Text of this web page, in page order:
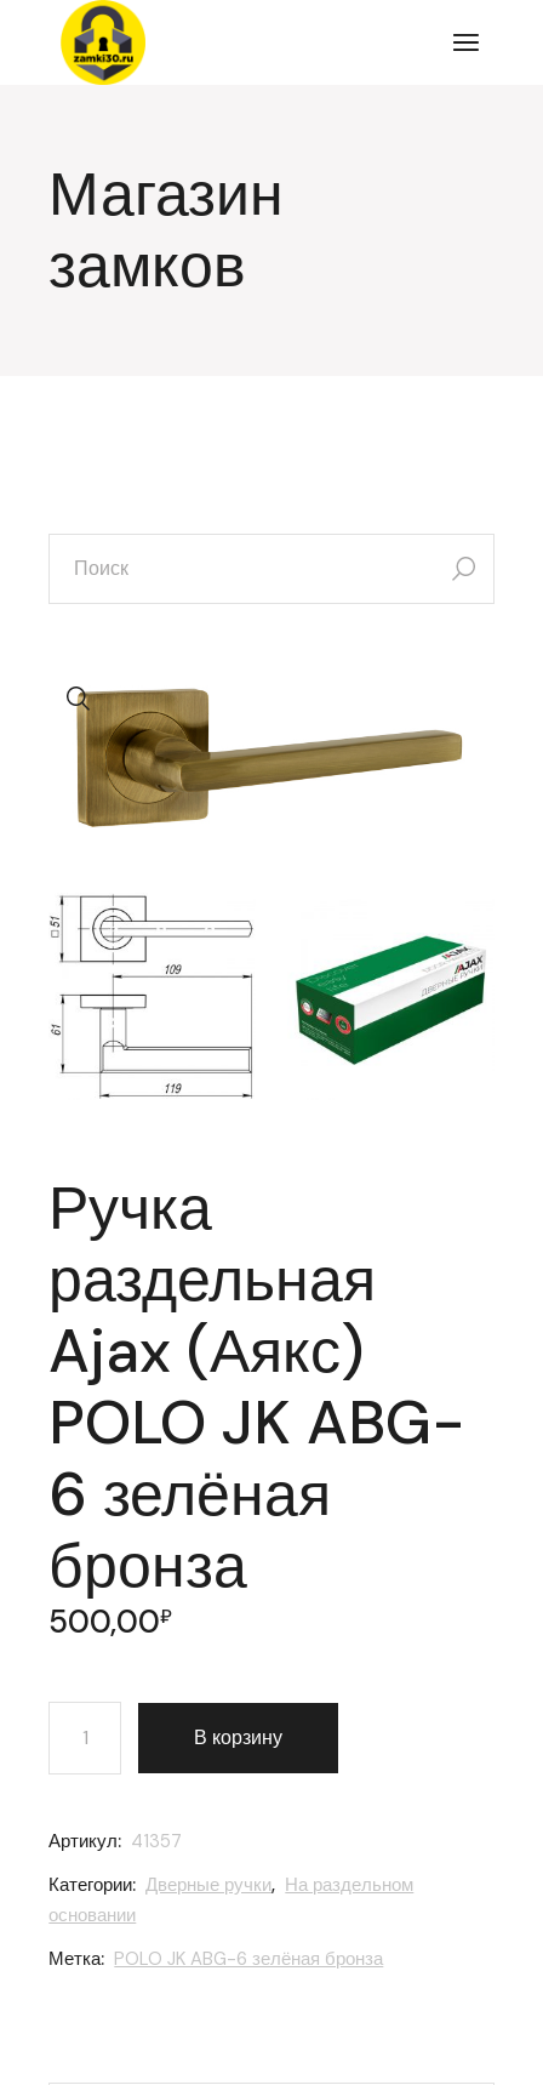
Перейти
содержимому
Магазин
замков
искать:
Ручка
раздельная
Ajax (Аякс)
POLO JK ABG-
6 зелёная
бронза
500,00₽
Количество товара Ручка раздельная Ajax (Аякс)
В корзину
Артикул: 41357
Категории: Дверные ручки, На раздельном
основании
Метка: POLO JK ABG-6 зелёная бронза